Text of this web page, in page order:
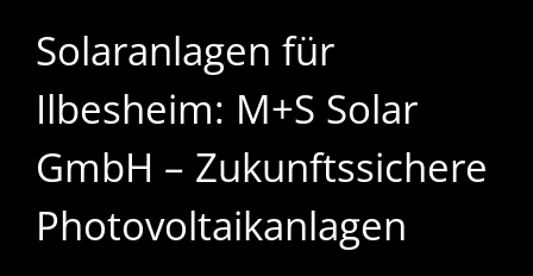
Solaranlagen für
Ilbesheim: M+S Solar
GmbH – Zukunftssichere
Photovoltaikanlagen